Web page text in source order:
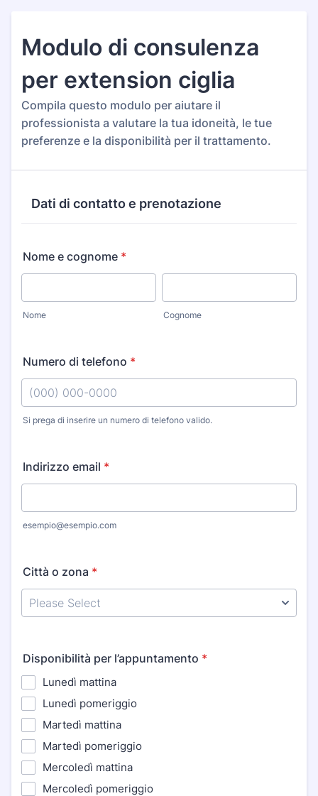
Modulo di consulenza
per extension ciglia
Compila questo modulo per aiutare il
professionista a valutare la tua idoneità, le tue
preferenze e la disponibilità per il trattamento.
Dati di contatto e prenotazione
Nome e cognome *
Nome Cognome
Numero di telefono *
Si prega di inserire un numero di telefono valido.
Indirizzo email *
esempio@esempio.com
Città o zona *
Disponibilità per l’appuntamento *
Lunedì mattina
Lunedì pomeriggio
Martedì mattina
Martedì pomeriggio
Mercoledì mattina
Mercoledì pomeriggio